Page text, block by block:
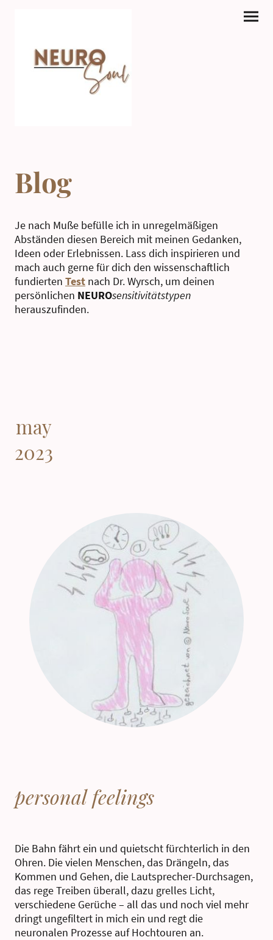
Blog
Je nach Muße befülle ich in unregelmäßigen
Abständen diesen Bereich mit meinen Gedanken,
Ideen oder Erlebnissen. Lass dich inspirieren und
mach auch gerne für dich den wissenschaftlich
fundierten Test nach Dr. Wyrsch, um deinen
persönlichen NEUROsensitivitätstypen
herauszufinden.
may
2023
personal feelings
Die Bahn fährt ein und quietscht fürchterlich in den
Ohren. Die vielen Menschen, das Drängeln, das
Kommen und Gehen, die Lautsprecher-Durchsagen,
das rege Treiben überall, dazu grelles Licht,
verschiedene Gerüche – all das und noch viel mehr
dringt ungefiltert in mich ein und regt die
neuronalen Prozesse auf Hochtouren an.